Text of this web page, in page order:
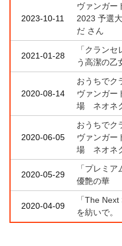
2023-10-11
ヴァンガー
2023 予選
だ さん
2021-01-28
「クラン
う高潔の乙
2020-08-14
おうちでク
ヴァンガー
場 ネオネ
2020-06-05
おうちでク
ヴァンガー
場 ネオネ
2020-05-29
「プレミ
優艶の華
2020-04-09
「The
を紡いで。